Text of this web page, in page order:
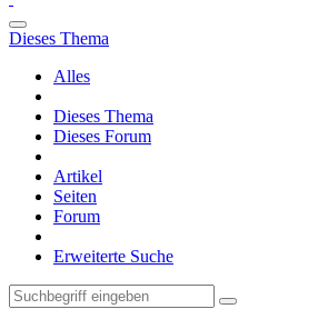
Dieses Thema
Alles
Dieses Thema
Dieses Forum
Artikel
Seiten
Forum
Erweiterte Suche